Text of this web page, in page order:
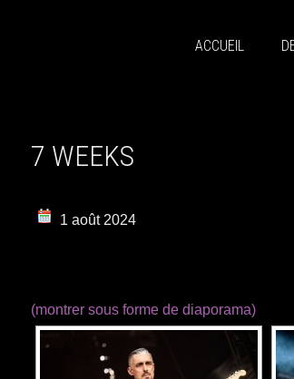
ACCUEIL
7 WEEKS
1 août 2024
(montrer sous forme de diaporama)